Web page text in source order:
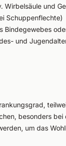
Wirbelsäule und
Schuppenflechte)
Bindegewebes
und
besonders
um das